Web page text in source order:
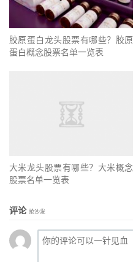
胶原蛋白龙头股票有哪些？胶原
蛋白概念股票名单一览表
大米龙头股票有哪些？大米概念
股票名单一览表
评论 抢沙发